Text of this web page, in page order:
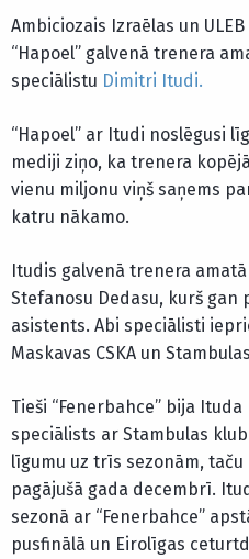
Ambiciozais Izraēlas un
“Hapoel” galvenā trenera
speciālistu Dimitri Itudi.
“Hapoel” ar Itudi noslēgusi
mediji ziņo, ka trenera
vienu miljonu viņš saņems
katru nākamo.
Itudis galvenā trenera
Stefanosu Dedasu, kurš gan
asistents. Abi speciālisti
Maskavas CSKA un
Tieši “Fenerbahce” bija
speciālists ar Stambulas
līgumu uz trīs sezonām, taču
pagājušā gada decembrī.
sezonā ar “Fenerbahce”
pusfinālā un Eirolīgas